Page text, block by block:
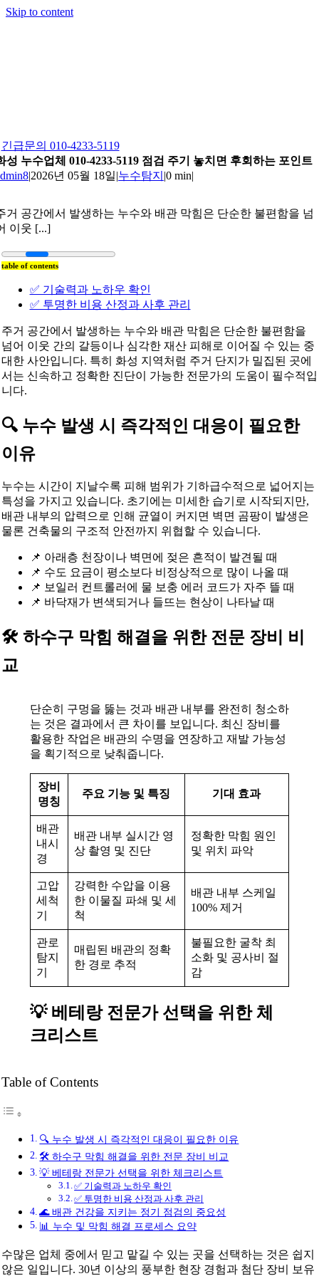
Skip to content
긴급문의 010-4233-5119
성 누수업체 010-4233-5119 점검 주기 놓치면 후회하는 포인트
|2026년 05월 18일|누수탐지 |0 min|
거 공간에서 발생하는 누수와 배관 막힘은 단순한 불편함을 넘
이웃 [...]
table of contents
✅ 기술력과 노하우 확인
✅ 투명한 비용 산정과 사후 관리
주거 공간에서 발생하는 누수와 배관 막힘은 단순한 불편함을
넘어 이웃 간의 갈등이나 심각한 재산 피해로 이어질 수 있는 중
대한 사안입니다. 특히 화성 지역처럼 주거 단지가 밀집된 곳에
서는 신속하고 정확한 진단이 가능한 전문가의 도움이 필수적입
니다.
🔍 누수 발생 시 즉각적인 대응이 필요한
이유
누수는 시간이 지날수록 피해 범위가 기하급수적으로 넓어지는
특성을 가지고 있습니다. 초기에는 미세한 습기로 시작되지만,
배관 내부의 압력으로 인해 균열이 커지면 벽면 곰팡이 발생은
물론 건축물의 구조적 안전까지 위협할 수 있습니다.
📌 아래층 천장이나 벽면에 젖은 흔적이 발견될 때
📌 수도 요금이 평소보다 비정상적으로 많이 나올 때
📌 보일러 컨트롤러에 물 보충 에러 코드가 자주 뜰 때
📌 바닥재가 변색되거나 들뜨는 현상이 나타날 때
🛠️ 하수구 막힘 해결을 위한 전문 장비 비
교
단순히 구멍을 뚫는 것과 배관 내부를 완전히 청소하
는 것은 결과에서 큰 차이를 보입니다. 최신 장비를
활용한 작업은 배관의 수명을 연장하고 재발 가능성
을 획기적으로 낮춰줍니다.
장비
명칭
주요 기능 및 특징 기대 효과
배관
내시
경
배관 내부 실시간 영
상 촬영 및 진단
정확한 막힘 원인
및 위치 파악
고압
세척
기
강력한 수압을 이용
한 이물질 파쇄 및 세
척
배관 내부 스케일
100% 제거
관로
탐지
기
매립된 배관의 정확
한 경로 추적
불필요한 굴착 최
소화 및 공사비 절
감
💡 베테랑 전문가 선택을 위한 체
크리스트
Table of Contents
🔍 누수 발생 시 즉각적인 대응이 필요한 이유
🛠️ 하수구 막힘 해결을 위한 전문 장비 비교
💡 베테랑 전문가 선택을 위한 체크리스트
✅ 기술력과 노하우 확인
✅ 투명한 비용 산정과 사후 관리
🌊 배관 건강을 지키는 정기 점검의 중요성
📊 누수 및 막힘 해결 프로세스 요약
수많은 업체 중에서 믿고 맡길 수 있는 곳을 선택하는 것은 쉽지
않은 일입니다. 30년 이상의 풍부한 현장 경험과 첨단 장비 보유